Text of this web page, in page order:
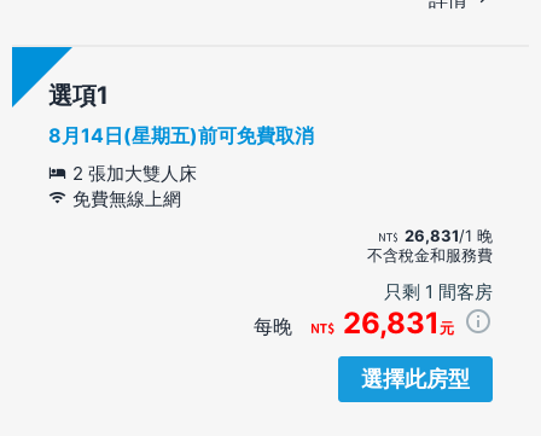
選項
8月14日(星期五)前可免費取消
2 張加大雙人床
免費無線上網
26,831/1 晚
不含稅金和服務費
只剩 1 間客房
每晚 26,831 元
選擇此房型